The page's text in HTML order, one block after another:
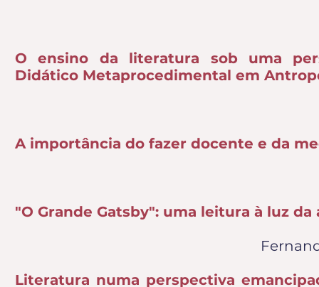
O ensino da literatura sob uma
Didático Metaprocedimental em
A importância do fazer docente e da
"O Grande Gatsby": uma leitura à luz
Literatura numa perspectiva